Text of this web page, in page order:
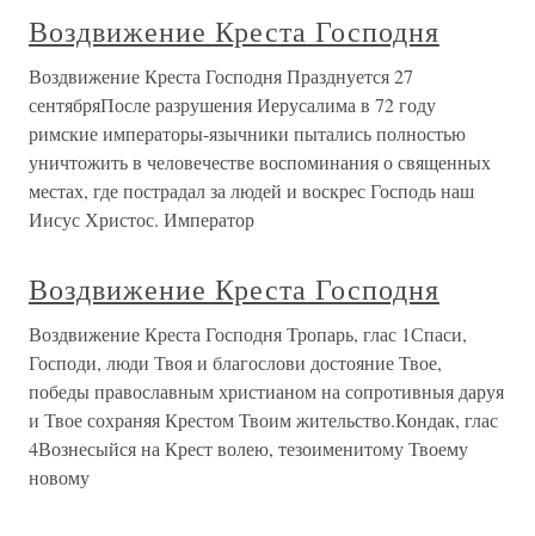
Воздвижение Креста Господня
Воздвижение Креста Господня Празднуется 27
сентябряПосле разрушения Иерусалима в 72 году
римские императоры-язычники пытались полностью
уничтожить в человечестве воспоминания о священных
местах, где пострадал за людей и воскрес Господь наш
Иисус Христос. Император
Воздвижение Креста Господня
Воздвижение Креста Господня Тропарь, глас 1Спаси,
Господи, люди Твоя и благослови достояние Твое,
победы православным христианом на сопротивныя даруя
и Твое сохраняя Крестом Твоим жительство.Кондак, глас
4Вознесыйся на Крест волею, тезоименитому Твоему
новому